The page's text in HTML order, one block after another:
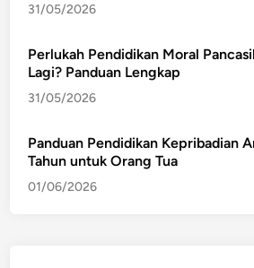
31/05/2026
Perlukah Pendidikan Moral
Lagi? Panduan Lengkap
31/05/2026
Panduan Pendidikan Kepribadian
Tahun untuk Orang Tua
01/06/2026